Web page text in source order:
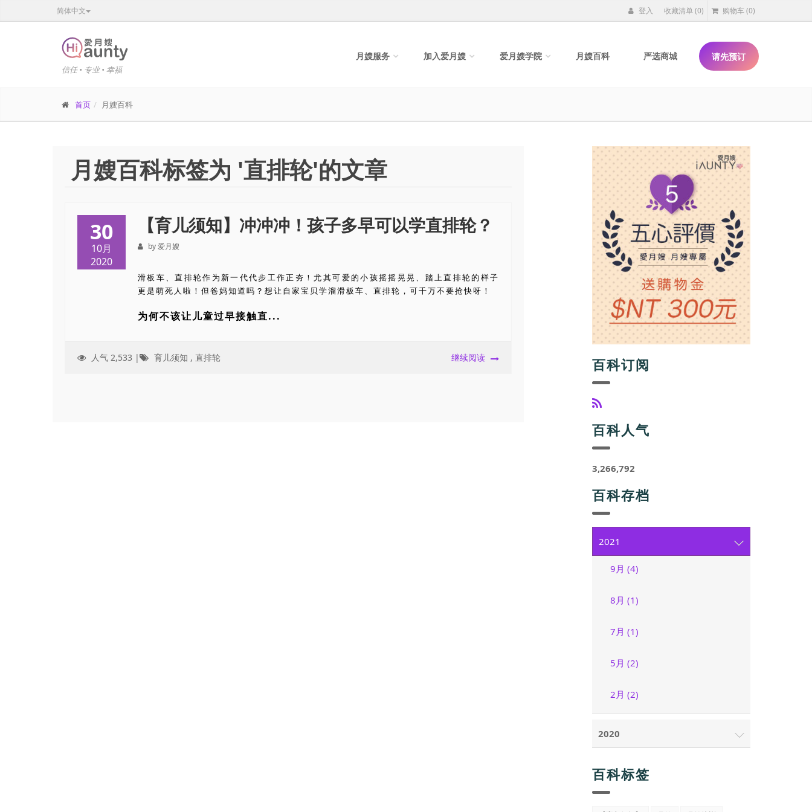
简体中文 登入 收藏清单(0) 购物车(0)
信任 • 专业 • 幸福
月嫂服务 加入爱月嫂 爱月嫂学院 月嫂百科 严选商城 请先预订
首页 月嫂百科
月嫂百科标签为 '直排轮'的文章
30
10月
2020
【育儿须知】冲冲冲！孩子多早可以学直排轮？
by 爱月嫂
滑板车、直排轮作为新一代代步工作正夯！尤其可爱的小孩摇摇晃晃、踏上直排轮的样子
更是萌死人啦！但爸妈知道吗？想让自家宝贝学溜滑板车、直排轮，可千万不要抢快呀！
为何不该让儿童过早接触直...
人气 2,533 | 育儿须知 , 直排轮 继续阅读 百科订阅
百科人气
3,266,792
百科存档
2021
9月 (4)
8月 (1)
7月 (1)
5月 (2)
2月 (2)
2020
百科标签